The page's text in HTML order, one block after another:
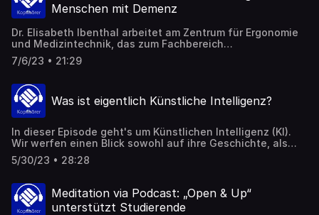
kommunizieren. Einer von ihnen ist Prof. Dr. Samir
Chemieingenieurwesen und setzt sich sehr dafür ein,
gerade die Ingenieurwissenschaften einem breiten
Publikum zu öffnen. Sein Credo: „Wissenschaft ist für alle
da!“
Menschen mit Demenz
Dr. Elisabeth Ibenthal arbeitet am Zentrum für Ergonomie
und Medizintechnik, das zum Fachbereich
Physikingenieurwesen der FH Münster gehört. Für ihre
Promotion hat sie sich, ganz grob ausgedrückt, mit dem
Menschen mit Demenz beschäftigt. Was genau es damit
auf sich hat, darüber sprechen wir in dieser Folge.
7/6/23 • 21:29
Was ist eigentlich Künstliche Intelligenz?
In dieser Episode geht's um Künstlichen Intelligenz (KI).
Wir werfen einen Blick sowohl auf ihre Geschichte, als
auch auf ihre Zukunft. Zu Gast ist diesmal Prof. Jürgen te
Vrugt. Er leitet das Labor für Künstliche Intelligenz an der
5/30/23 • 28:28
Meditation via Podcast: „Open & Up“
unterstützt Studierende